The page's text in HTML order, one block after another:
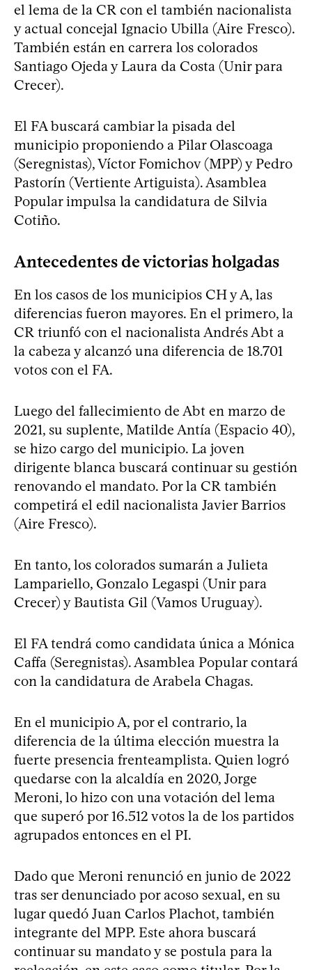
el lema de la CR con el también nacionalista
y actual concejal Ignacio Ubilla (Aire Fresco).
También están en carrera los colorados
Santiago Ojeda y Laura da Costa (Unir para
Crecer).
El FA buscará cambiar la pisada del
municipio proponiendo a Pilar Olascoaga
(Seregnistas), Víctor Fomichov (MPP) y Pedro
Pastorín (Vertiente Artiguista). Asamblea
Popular impulsa la candidatura de Silvia
Cotiño.
Antecedentes de victorias holgadas
En los casos de los municipios CH y A, las
diferencias fueron mayores. En el primero, la
CR triunfó con el nacionalista Andrés Abt a
la cabeza y alcanzó una diferencia de 18.701
votos con el FA.
Luego del fallecimiento de Abt en marzo de
2021, su suplente, Matilde Antía (Espacio 40),
se hizo cargo del municipio. La joven
dirigente blanca buscará continuar su gestión
renovando el mandato. Por la CR también
competirá el edil nacionalista Javier Barrios
(Aire Fresco).
En tanto, los colorados sumarán a Julieta
Lampariello, Gonzalo Legaspi (Unir para
Crecer) y Bautista Gil (Vamos Uruguay).
El FA tendrá como candidata única a Mónica
Caffa (Seregnistas). Asamblea Popular contará
con la candidatura de Arabela Chagas.
En el municipio A, por el contrario, la
diferencia de la última elección muestra la
fuerte presencia frenteamplista. Quien logró
quedarse con la alcaldía en 2020, Jorge
Meroni, lo hizo con una votación del lema
que superó por 16.512 votos la de los partidos
agrupados entonces en el PI.
Dado que Meroni renunció en junio de 2022
tras ser denunciado por acoso sexual, en su
lugar quedó Juan Carlos Plachot, también
integrante del MPP. Este ahora buscará
continuar su mandato y se postula para la